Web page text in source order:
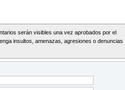
serán visibles una vez aprobados por el
insultos, amenazas, agresiones o denuncias